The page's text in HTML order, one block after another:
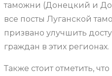
таможни (Донецкий и
все посты Луганской
призвано улучшить
граждан в этих регионах.
Также стоит отметить,